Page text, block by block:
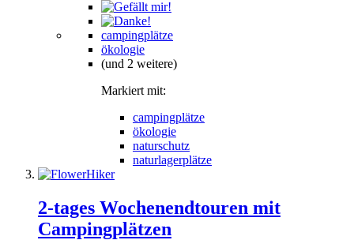
campingplätze
ökologie
(und 2 weitere)
Markiert mit:
campingplätze
ökologie
naturschutz
naturlagerplätze
2-tages Wochenendtouren mit
Campingplätzen